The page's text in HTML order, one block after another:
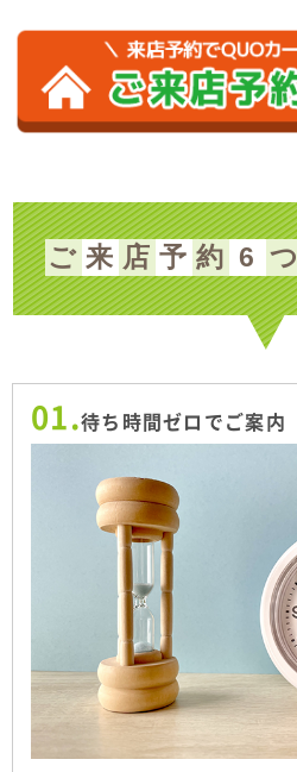
ご 来 店 予 約 6 つ
01.待ち時間ゼロでご案内